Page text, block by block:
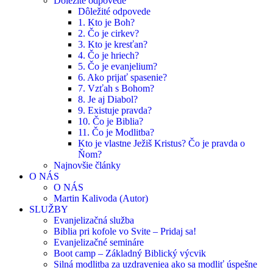
Dôležité odpovede
1. Kto je Boh?
2. Čo je cirkev?
3. Kto je kresťan?
4. Čo je hriech?
5. Čo je evanjelium?
6. Ako prijať spasenie?
7. Vzťah s Bohom?
8. Je aj Diabol?
9. Existuje pravda?
10. Čo je Biblia?
11. Čo je Modlitba?
Kto je vlastne Ježiš Kristus? Čo je pravda o
Ňom?
Najnovšie články
O NÁS
O NÁS
Martin Kalivoda (Autor)
SLUŽBY
Evanjelizačná služba
Biblia pri kofole vo Svite – Pridaj sa!
Evanjelizačné semináre
Boot camp – Základný Biblický výcvik
Silná modlitba za uzdraveniea ako sa modliť úspešne